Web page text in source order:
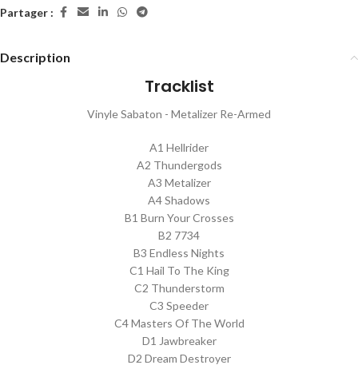
Partager :
Description
Tracklist
Vinyle Sabaton - Metalizer Re-Armed
A1 Hellrider
A2 Thundergods
A3 Metalizer
A4 Shadows
B1 Burn Your Crosses
B2 7734
B3 Endless Nights
C1 Hail To The King
C2 Thunderstorm
C3 Speeder
C4 Masters Of The World
D1 Jawbreaker
D2 Dream Destroyer